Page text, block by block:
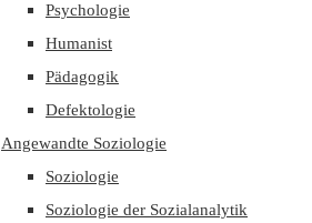
Psychologie
Humanist
Pädagogik
Defektologie
Angewandte Soziologie
Soziologie
Soziologie der Sozialanalytik